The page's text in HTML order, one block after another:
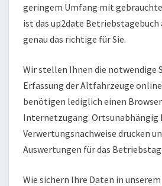
geringem Umfang mit
ist das up2date
genau das richtige für Sie.
Wir stellen Ihnen die notwendige
Erfassung der Altfahrzeuge
benötigen lediglich einen
Internetzugang. Ortsunabhängig
Verwertungsnachweise drucken
Auswertungen für das
Wie sichern Ihre Daten in unserem